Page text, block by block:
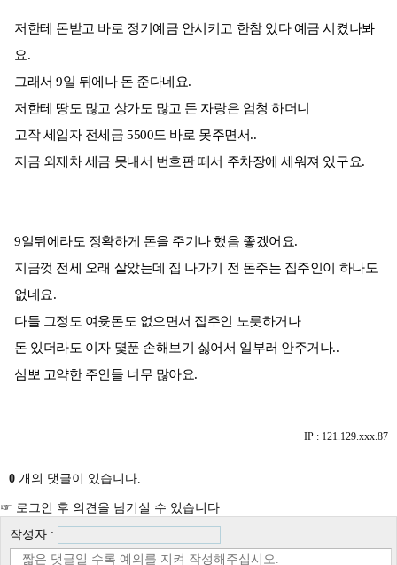
저한테 돈받고 바로 정기예금 안시키고 한참 있다 예금 시켰나봐
요.
그래서 9일 뒤에나 돈 준다네요.
저한테 땅도 많고 상가도 많고 돈 자랑은 엄청 하더니
고작 세입자 전세금 5500도 바로 못주면서..
지금 외제차 세금 못내서 번호판 떼서 주차장에 세워져 있구요.
9일뒤에라도 정확하게 돈을 주기나 했음 좋겠어요.
지금껏 전세 오래 살았는데 집 나가기 전 돈주는 집주인이 하나도
없네요.
다들 그정도 여윳돈도 없으면서 집주인 노릇하거나
돈 있더라도 이자 몇푼 손해보기 싫어서 일부러 안주거나..
심뽀 고약한 주인들 너무 많아요.
IP : 121.129.xxx.87
0 개의 댓글이 있습니다.
☞ 로그인 후 의견을 남기실 수 있습니다
작성자 :